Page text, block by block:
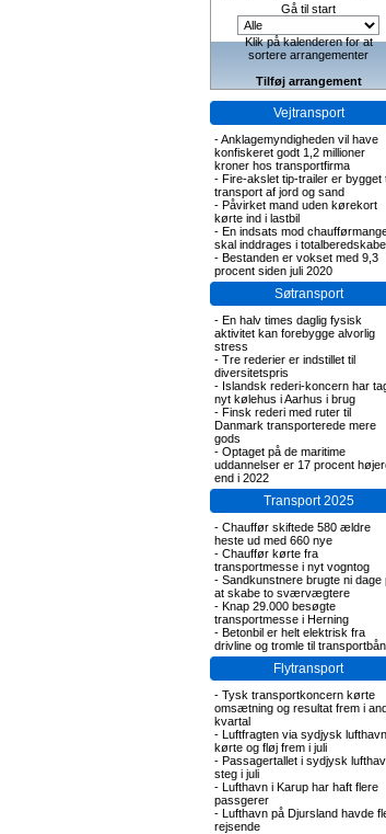
Gå til start
Klik på kalenderen for at
sortere arrangementer
Tilføj arrangement
Vejtransport
-Anklagemyndigheden vil have
konfiskeret godt 1,2 millioner
kroner hos transportfirma
- Fire-akslet tip-trailer er bygget
transport af jord og sand
- Påvirket mand uden kørekort
kørte ind i lastbil
- En indsats mod
skal inddrages i
- Bestanden er vokset med 9,3
procent siden juli 2020
Søtransport
- En halv times daglig fysisk
aktivitet kan forebygge alvorlig
stress
- Tre rederier er indstillet til
diversitetspris
- Islandsk rederi-koncern har
nyt kølehus i Aarhus i brug
- Finsk rederi med ruter til
Danmark transporterede mere
gods
- Optaget på de maritime
uddannelser er 17 procent
end i 2022
Transport 2025
- Chauffør skiftede 580 ældre
heste ud med 660 nye
- Chauffør kørte fra
transportmesse i nyt vogntog
- Sandkunstnere brugte ni dage
at skabe to sværvægtere
- Knap 29.000 besøgte
transportmesse i Herning
- Betonbil er helt elektrisk fra
drivline og tromle til
Flytransport
- Tysk transportkoncern kørte
omsætning og resultat frem i
kvartal
- Luftfragten via sydjysk lufthavn
kørte og fløj frem i juli
- Passagertallet i sydjysk
steg i juli
- Lufthavn i Karup har haft flere
passgerer
- Lufthavn på Djursland havde
rejsende